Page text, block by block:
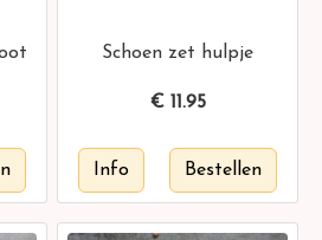
Schoen zet hulpje
€ 11.95